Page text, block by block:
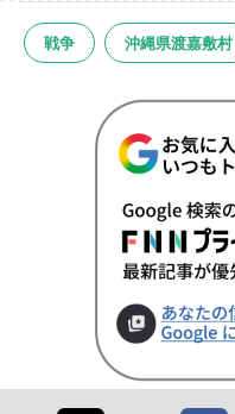
戦争 沖縄県渡嘉敷村